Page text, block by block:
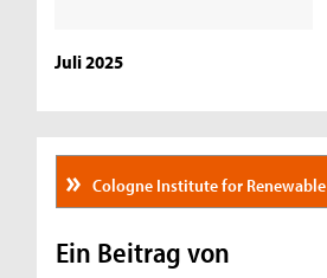
Juli 2025
Cologne Institute for
Ein Beitrag von